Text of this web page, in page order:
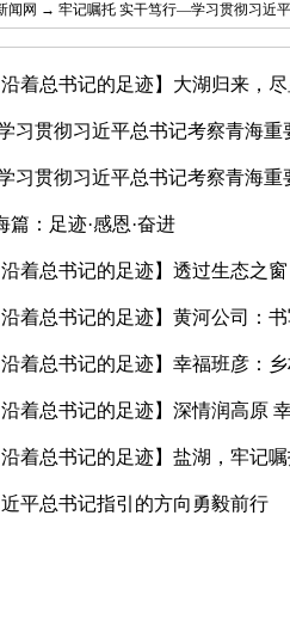
闻网 → 牢记嘱托 实干笃行—学习贯彻习近
沿着总书记的足迹】大湖归来，
习贯彻习近平总书记考察青海
习贯彻习近平总书记考察青海
篇：足迹·感恩·奋进
着总书记的足迹】透过生态之
沿着总书记的足迹】黄河公司：
沿着总书记的足迹】幸福班彦：
着总书记的足迹】深情润高原
沿着总书记的足迹】盐湖，牢记
平总书记指引的方向勇毅前行